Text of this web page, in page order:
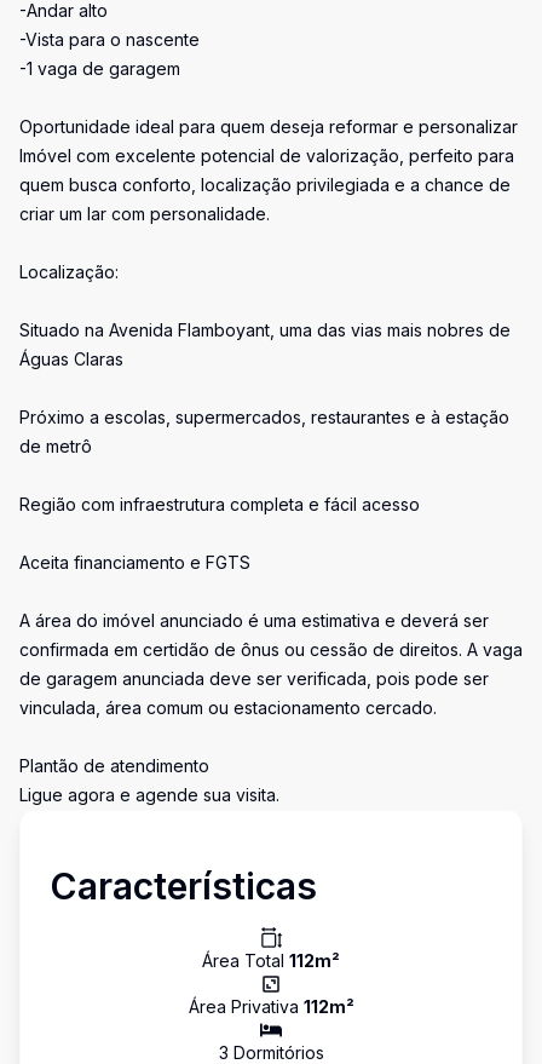
-Andar alto
-Vista para o nascente
-1 vaga de garagem
Oportunidade ideal para quem deseja reformar e personalizar
Imóvel com excelente potencial de valorização, perfeito para
quem busca conforto, localização privilegiada e a chance de
criar um lar com personalidade.
Localização:
Situado na Avenida Flamboyant, uma das vias mais nobres de
Águas Claras
Próximo a escolas, supermercados, restaurantes e à estação
de metrô
Região com infraestrutura completa e fácil acesso
Aceita financiamento e FGTS
A área do imóvel anunciado é uma estimativa e deverá ser
confirmada em certidão de ônus ou cessão de direitos. A vaga
de garagem anunciada deve ser verificada, pois pode ser
vinculada, área comum ou estacionamento cercado.
Plantão de atendimento
Ligue agora e agende sua visita.
Características
Área Total 112m²
Área Privativa 112m²
3 Dormitórios